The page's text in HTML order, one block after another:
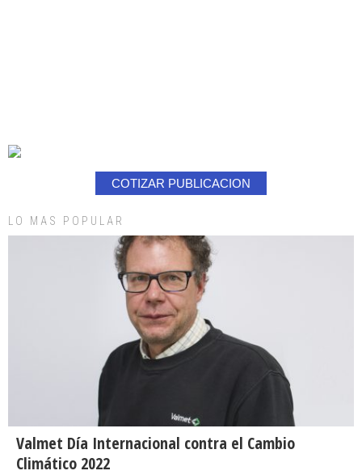
COTIZAR PUBLICACION
LO MAS POPULAR
Valmet Día Internacional contra el Cambio
Climático 2022